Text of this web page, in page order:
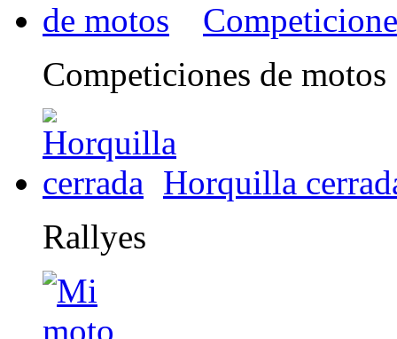
Competiciones de motos
Horquilla
Rallyes